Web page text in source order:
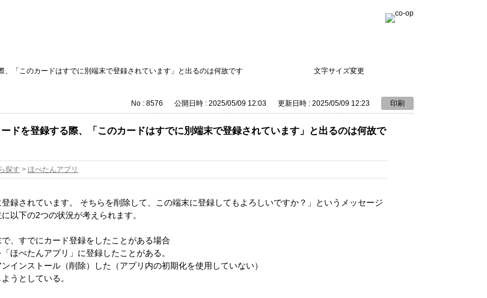
文字サイズ変更
、「このカードはすでに別端末で登録されています」と出るのは何故です
No : 8576 公開日時 : 2025/05/09 12:03 更新日時 : 2025/05/09 12:23 印刷
ドを登録する際、「このカードはすでに別端末で登録されています」と出るのは何故で
探す > ほぺたんアプリ
登録されています。 そちらを削除して、この端末に登録してもよろしいですか？」というメッセージ
以下の2つの状況が考えられます。
、すでにカード登録をしたことがある場合
ほぺたんアプリ」に登録したことがある。
インストール（削除）した（アプリ内の初期化を使用していない）
うとしている。